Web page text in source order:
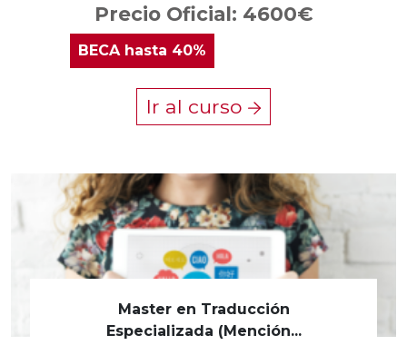
Precio Oficial: 4600€
BECA hasta 40%
Ir al curso
Master en Traducción
Especializada (Mención...